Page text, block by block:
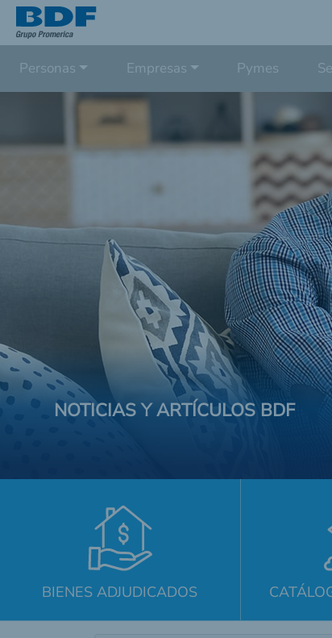
Personas Empresas Pymes
NOTICIAS Y ARTÍCULOS BDF
BIENES ADJUDICADOS